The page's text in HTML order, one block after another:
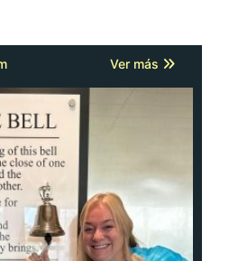
Ver más